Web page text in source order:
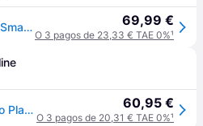
Pulsera Smartband Xiaomi Smart Band 9 Pro/ Plateada 69,99 €
O 3 pagos de 23,33 € TAE 0%¹
Xiaomi Mi Smart Band 9 Pro Plata - Pulsera de Actividad 60,95 €
O 3 pagos de 20,31 € TAE 0%¹